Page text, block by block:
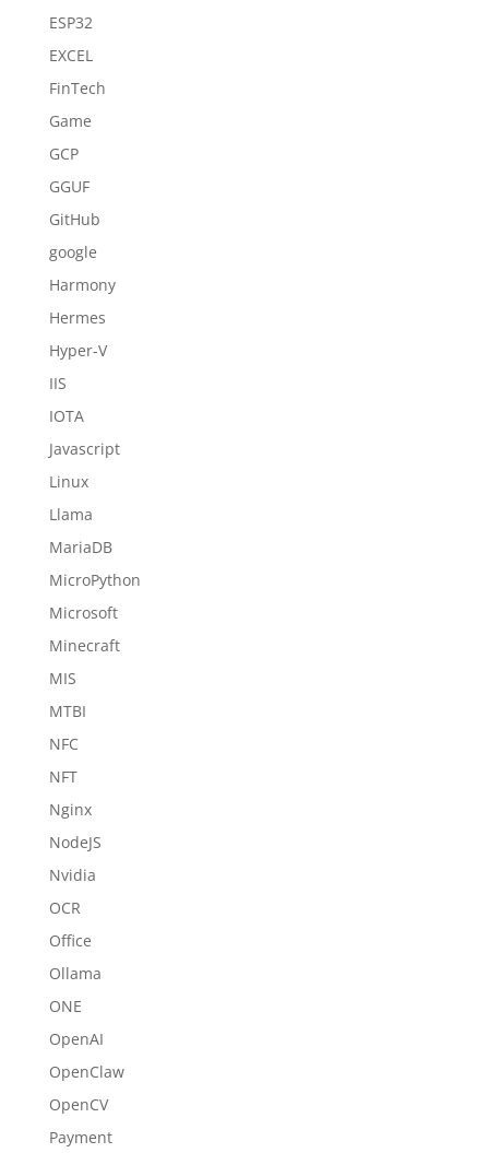
ESP32
EXCEL
FinTech
Game
GCP
GGUF
GitHub
google
Harmony
Hermes
Hyper-V
IIS
IOTA
Javascript
Linux
Llama
MariaDB
MicroPython
Microsoft
Minecraft
MIS
MTBI
NFC
NFT
Nginx
NodeJS
Nvidia
OCR
Office
Ollama
ONE
OpenAI
OpenClaw
OpenCV
Payment